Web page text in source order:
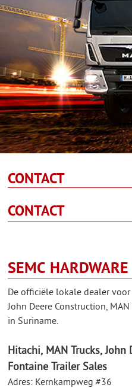
CONTACT
CONTACT
SEMC HARDWARE
De officiële lokale dealer
John Deere Construction,
in Suriname.
Hitachi, MAN Trucks, John
Fontaine Trailer Sales
Adres: Kernkampweg #36